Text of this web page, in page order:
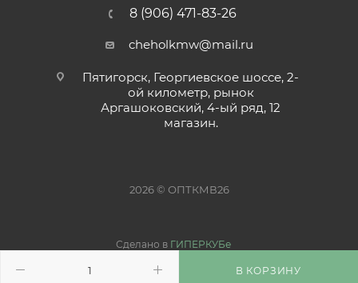
В КОРЗИНУ
8 (906) 471-83-26
cheholkmw@mail.ru
Пятигорск, Георгиевское шоссе, 2-
ой километр, рынок
Аргашоковский, 4-ый ряд, 12
магазин.
2026 © ОПТКМВ26
Сделано в ГИПЕРКУБе